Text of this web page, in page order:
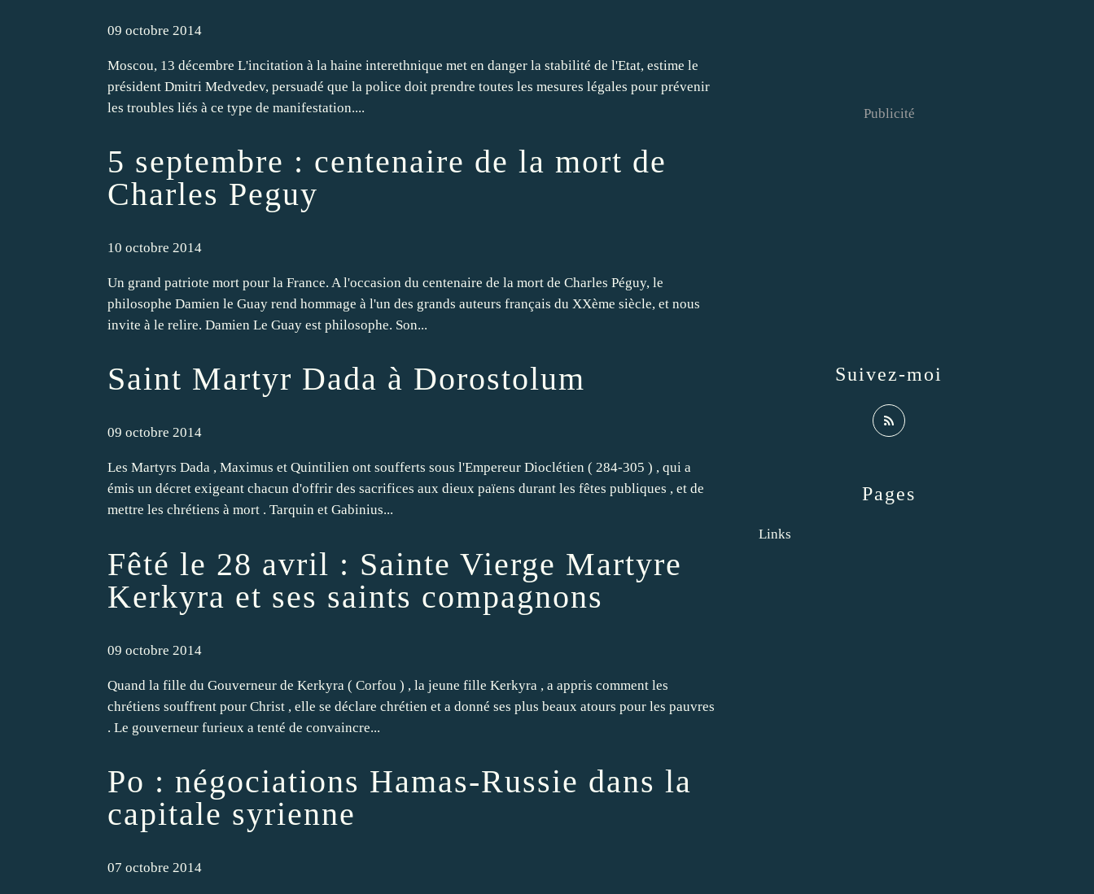
09 octobre 2014
Moscou, 13 décembre L'incitation à la haine interethnique met en danger la stabilité de l'Etat, estime le
président Dmitri Medvedev, persuadé que la police doit prendre toutes les mesures légales pour prévenir
les troubles liés à ce type de manifestation....
5 septembre : centenaire de la mort de
Charles Peguy
10 octobre 2014
Un grand patriote mort pour la France. A l'occasion du centenaire de la mort de Charles Péguy, le
philosophe Damien le Guay rend hommage à l'un des grands auteurs français du XXème siècle, et nous
invite à le relire. Damien Le Guay est philosophe. Son...
Saint Martyr Dada à Dorostolum
09 octobre 2014
Les Martyrs Dada , Maximus et Quintilien ont soufferts sous l'Empereur Dioclétien ( 284-305 ) , qui a
émis un décret exigeant chacun d'offrir des sacrifices aux dieux païens durant les fêtes publiques , et de
mettre les chrétiens à mort . Tarquin et Gabinius...
Fêté le 28 avril : Sainte Vierge Martyre
Kerkyra et ses saints compagnons
09 octobre 2014
Quand la fille du Gouverneur de Kerkyra ( Corfou ) , la jeune fille Kerkyra , a appris comment les
chrétiens souffrent pour Christ , elle se déclare chrétien et a donné ses plus beaux atours pour les pauvres
. Le gouverneur furieux a tenté de convaincre...
Po : négociations Hamas-Russie dans la
capitale syrienne
07 octobre 2014
Pages
Links
Suivez-moi
Publicité